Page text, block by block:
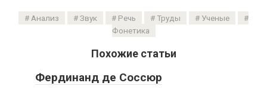
Анализ Звук Речь Труды
Ученые
Фонетика
Похожие статьи
Фердинанд де Соссюр